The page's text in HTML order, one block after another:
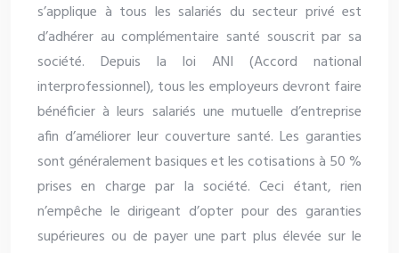
s’applique à tous les salariés du secteur privé est
d’adhérer au complémentaire santé souscrit par sa
société. Depuis la loi ANI (Accord national
interprofessionnel), tous les employeurs devront faire
bénéficier à leurs salariés une mutuelle d’entreprise
afin d’améliorer leur couverture santé. Les garanties
sont généralement basiques et les cotisations à 50 %
prises en charge par la société. Ceci étant, rien
n’empêche le dirigeant d’opter pour des garanties
supérieures ou de payer une part plus élevée sur le